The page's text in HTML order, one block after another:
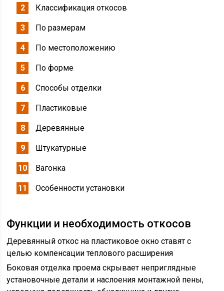
Классификация откосов
По размерам
По местоположению
По форме
Способы отделки
Пластиковые
Деревянные
Штукатурные
Вагонка
Особенности установки
Функции и необходимость откосов
Деревянный откос на пластиковое окно ставят с
целью компенсации теплового расширения
Боковая отделка проема скрывает неприглядные
установочные детали и наслоения монтажной пены,